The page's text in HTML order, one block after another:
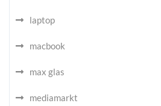
laptop
macbook
max glas
mediamarkt